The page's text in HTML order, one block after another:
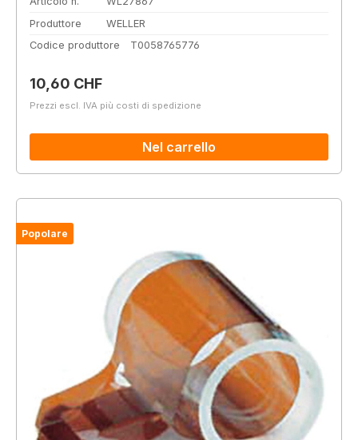
Produttore
WELLER
Codice produttore
T0058765776
Prezzo normale:
10,60 CHF
Prezzi escl. IVA più costi di spedizione
Nel carrello
Popolare